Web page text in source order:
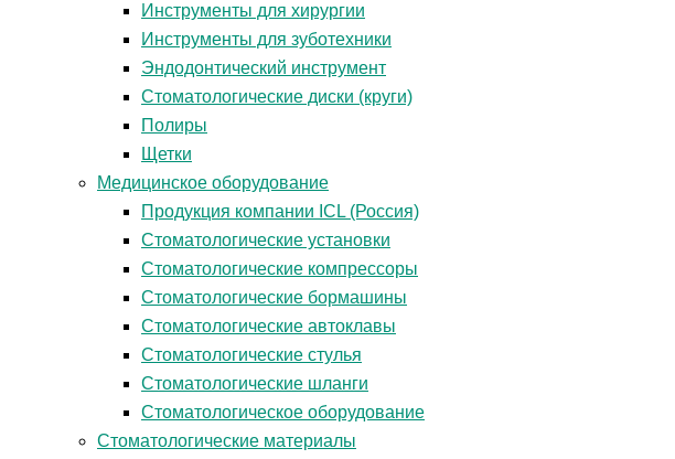
Инструменты для хирургии
Инструменты для зуботехники
Эндодонтический инструмент
Стоматологические диски (круги)
Полиры
Щетки
Медицинское оборудование
Продукция компании ICL (Россия)
Стоматологические установки
Стоматологические компрессоры
Стоматологические бормашины
Стоматологические автоклавы
Стоматологические стулья
Стоматологические шланги
Стоматологическое оборудование
Стоматологические материалы